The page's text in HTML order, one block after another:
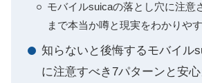
モバイルsuicaの落とし穴に注意
まで本当か噂と現実をわかりや
知らないと後悔するモバイル
に注意すべき7パターンと安